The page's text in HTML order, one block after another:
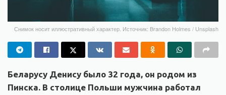
Снимок носит иллюстративный характер. Источник: Brandon Holmes / Unsplash
Беларусу Денису было 32 года, он родом из
Пинска. В столице Польши мужчина работал